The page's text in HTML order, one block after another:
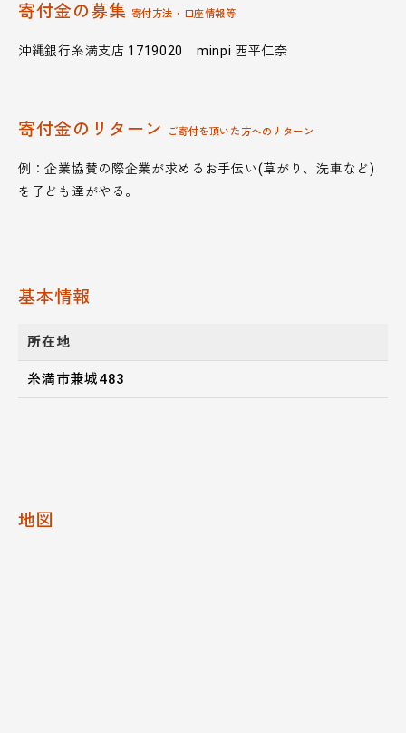
寄付金の募集 寄付方法・口座情報等
沖縄銀行糸満支店 1719020 minpi 西平仁奈
寄付金のリターン ご寄付を頂いた方へのリターン
例：企業協賛の際企業が求めるお手伝い(草がり、洗車など)
を子ども達がやる。
基本情報
所在地
糸満市兼城483
地図